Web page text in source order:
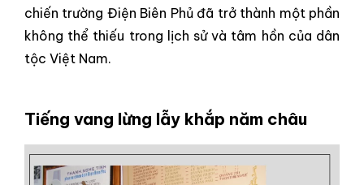
chiến trường Điện Biên Phủ đã trở thành một phần
không thể thiếu trong lịch sử và tâm hồn của dân
tộc Việt Nam.
Tiếng vang lừng lẫy khắp năm châu